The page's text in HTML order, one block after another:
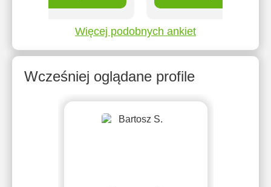
Więcej podobnych ankiet
Wcześniej oglądane profile